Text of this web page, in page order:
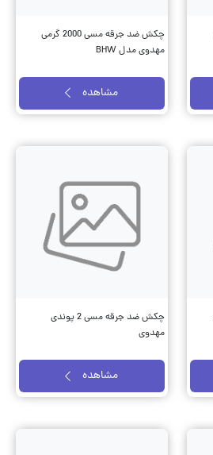
چکش ضد جرقه مسی 2000 گرمی
مهدوی مدل BHW
مشاهده
چکش ضد جرقه مسی 2 پوندی
مهدوی
مشاهده